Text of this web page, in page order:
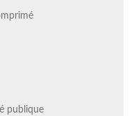
publique